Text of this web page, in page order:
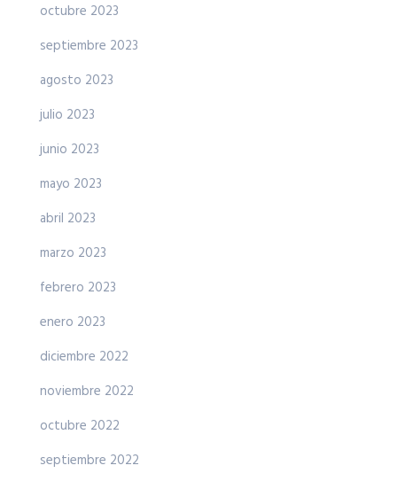
octubre 2023
septiembre 2023
agosto 2023
julio 2023
junio 2023
mayo 2023
abril 2023
marzo 2023
febrero 2023
enero 2023
diciembre 2022
noviembre 2022
octubre 2022
septiembre 2022